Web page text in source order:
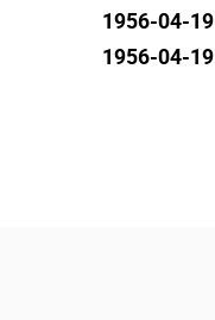
1956-04-19
1956-04-19